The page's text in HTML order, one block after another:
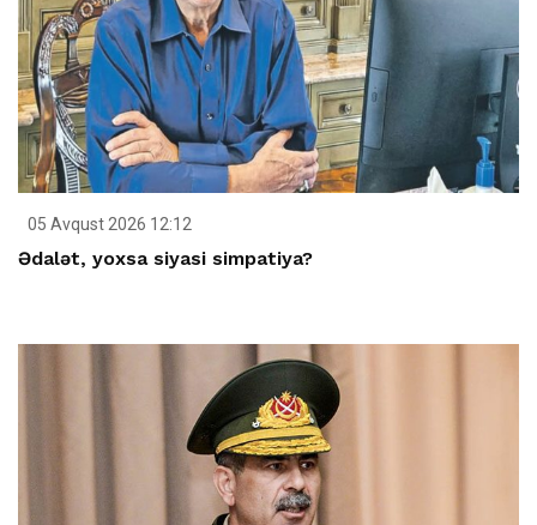
05 Avqust 2026 12:12
Ədalət, yoxsa siyasi simpatiya?